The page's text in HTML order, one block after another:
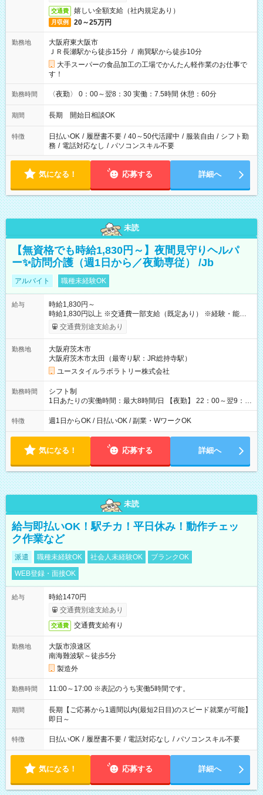
交通費 嬉しい全額支給（社内規定あり）
月収例 20～25万円
勤務地
大阪府東大阪市
ＪＲ長瀬駅から徒歩15分 / 南巽駅から徒歩10分
大手スーパーの食品加工の工場でかんたん軽作業のお仕事で
す！
勤務時間 〈夜勤〉 0：00～翌8：30 実働：7.5時間 休憩：60分
期間 長期 開始日相談OK
特徴 日払いOK / 履歴書不要 / 40～50代活躍中 / 服装自由 / シフト勤
務 / 電話対応なし / パソコンスキル不要
気になる！ 応募する 詳細へ
未読
【無資格でも時給1,830円～】夜間見守りヘルパ
ー✨訪問介護（週1日から／夜勤専従） /Jb
アルバイト 職種未経験OK
給与
時給1,830円～
時給1,830円以上 ※交通費一部支給（既定あり） ※経験・能力を
考慮して決定します 【収入例】 週1回勤務の場合：1,830円×8時
間×4回=5万8,560円 週3回勤務の場合：1,830円×8時間×12回
月 ※ 雇用形態と給与に、本採用時と異なる部分があります。 雇
用形態：本採用時と同じです。 給与：時給 1,610円以上
交通費別途支給あり
勤務地
大阪府茨木市
大阪府茨木市太田（最寄り駅：JR総持寺駅）
ユースタイルラボラトリー株式会社
勤務時間
シフト制
1日あたりの実働時間：最大8時間/日 【夜勤】 22：00～翌9：
00 ※週1日～OK ／ 夜勤専従 ＊＊ 勤務時間例 ＊＊ ■22時か
ら翌7時 ■23時から翌8時 ■24時から翌9時 など ※上記の時間
ます。 ※曜日固定（毎週同じ曜日での勤務となります）
特徴 週1日からOK / 日払いOK / 副業・WワークOK
気になる！ 応募する 詳細へ
未読
給与即払いOK！駅チカ！平日休み！動作チェッ
ク作業など
派遣 職種未経験OK 社会人未経験OK
ブランクOK
WEB登録・面接OK
給与
時給1470円
交通費別途支給あり
交通費 交通費支給有り
勤務地
大阪市浪速区
南海難波駅～徒歩5分
製造外
勤務時間 11:00～17:00 ※表記のうち実働5時間です。
期間
長期【ご応募から1週間以内(最短2日目)のスピード就業が可能】
即日～
特徴 日払いOK / 履歴書不要 / 電話対応なし / パソコンスキル不要
気になる！ 応募する 詳細へ